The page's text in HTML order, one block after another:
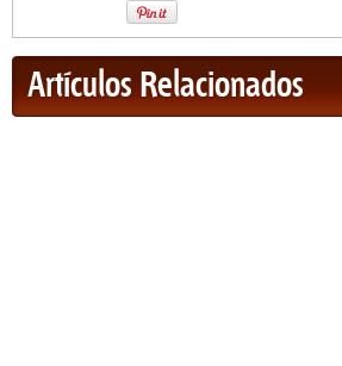
Artículos Relacionados